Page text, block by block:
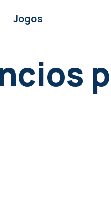
Jogos